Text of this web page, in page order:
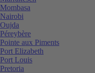
Mombasa
Nairobi
Oujda
Péreybère
Pointe aux Piments
Port Elizabeth
Port Louis
Pretoria